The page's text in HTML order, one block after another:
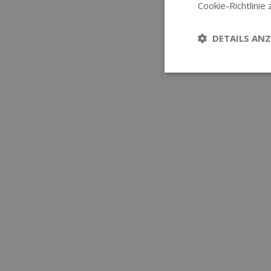
Cookie-Richtlinie
DETAILS